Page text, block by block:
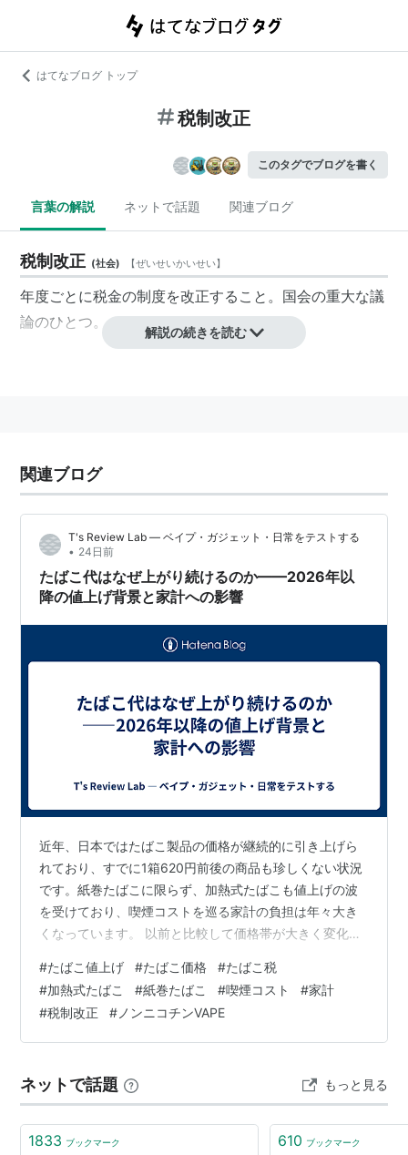
はてなブログ トップ
税制改正
このタグでブログを書く
言葉の解説 ネットで話題 関連ブログ
税制改正 (社会) 【ぜいせいかいせい】
年度ごとに税金の制度を改正すること。国会の重大な議
論のひとつ。
解説の続きを読む
関連ブログ
T's Review Lab — ベイプ・ガジェット・日常をテストする
• 24日前
たばこ代はなぜ上がり続けるのか——2026年以
降の値上げ背景と家計への影響
近年、日本ではたばこ製品の価格が継続的に引き上げら
れており、すでに1箱620円前後の商品も珍しくない状況
です。紙巻たばこに限らず、加熱式たばこも値上げの波
を受けており、喫煙コストを巡る家計の負担は年々大き
くなっています。 以前と比較して価格帯が大きく変化し
合的な要因があります。消費者にとっては、たばこ製品
の購入にかかる費用をより意識せざるを得ない状況にな
りつつあるといえます。 値上がりが続く主な要因 たばこ
価格が上がり続けている主な要因は、大きく2点に整理で
す。これまで紙巻たばこと加熱式たばこの…
#たばこ値上げ #たばこ価格 #たばこ税
#加熱式たばこ #紙巻たばこ #喫煙コスト #家計
#税制改正 # ノンニコチンVAPE
ネットで話題 もっと見る
1833 ブックマーク 610 ブックマーク